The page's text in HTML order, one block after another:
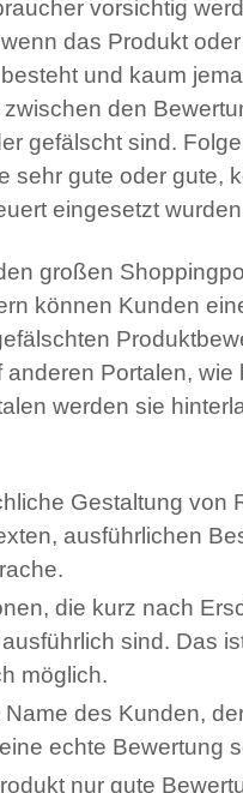
vorsichtig
das Produkt
und kaum
den
gefälscht sind.
sehr gute oder gute,
eingesetzt
großen
können Kunden
anderen Portalen, wie
werden sie
Gestaltung von
ausführlichen
die kurz nach
sind. Das
möglich.
Name des Kunden,
echte Bewertung
nur gute